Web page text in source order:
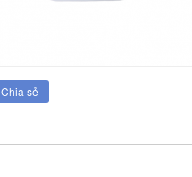
Chia sẻ